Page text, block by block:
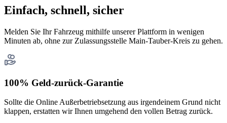
Einfach, schnell, sicher
Melden Sie Ihr Fahrzeug mithilfe unserer Plattform in wenigen
Minuten ab, ohne zur Zulassungsstelle Main-Tauber-Kreis zu gehen.
100% Geld-zurück-Garantie
Sollte die Online Außerbetriebsetzung aus irgendeinem Grund nicht
klappen, erstatten wir Ihnen umgehend den vollen Betrag zurück.